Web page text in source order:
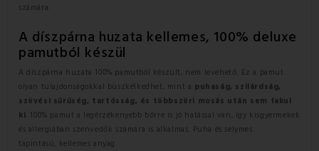
számára.
A díszpárna huzata kellemes, 100% deluxe
pamutból készül
A díszpárna huzata 100% pamutból készült, nem levehető. Ez a pamut
olyan tulajdonságokkal büszkélkedhet, mint a puhaság, szilárdság,
szövési sűrűség, tartósság, és többszöri mosás után sem fakul
ki . 100% pamut a legérzékenyebb bőrre is jó hatással van, így kisgyermekek
és allergiában szenvedők számára is alkalmas. Puha és selymes
tapintású, kellemes anyag.